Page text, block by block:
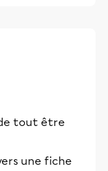
tout être
une fiche